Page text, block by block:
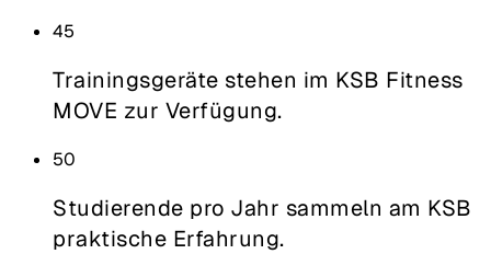
45
Trainingsgeräte stehen im KSB Fitness
MOVE zur Verfügung.
50
Studierende pro Jahr sammeln am KSB
praktische Erfahrung.